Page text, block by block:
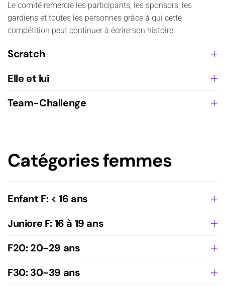
Le comité remercie les participants, les sponsors, les
gardiens et toutes les personnes grâce à qui cette
compétition peut continuer à écrire son histoire.
Scratch
Elle et lui
Team-Challenge
Catégories femmes
Enfant F: < 16 ans
Juniore F: 16 à 19 ans
F20: 20-29 ans
F30: 30-39 ans